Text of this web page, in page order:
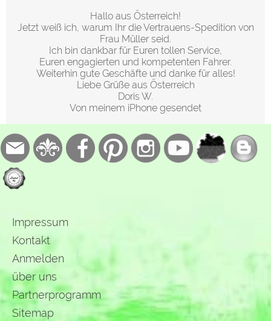
Hallo aus Österreich!
Jetzt weiß ich, warum Ihr die Vertrauens-Spedition von
Frau Müller seid.
Ich bin dankbar für Euren tollen Service,
Euren engagierten und kompetenten Fahrer.
Weiterhin gute Geschäfte und danke für alles!
Liebe Grüße aus Österreich
Doris W.
Von meinem iPhone gesendet
Impressum
Kontakt
Anmelden
über uns
Partnerprogramm
Sitemap